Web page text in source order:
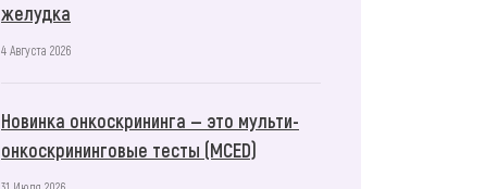
желудка
4 Августа 2026
Новинка онкоскрининга — это мульти-
онкоскрининговые тесты (MCED)